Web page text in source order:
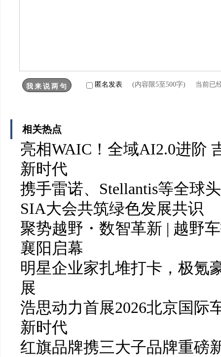
匿名发表 (内容限5至500字) 当前已
相关热点
亮相WAIC！全域AI2.0进阶
新时代
携手雷诺、Stellantis等全球
SIA大会共筑绿色发展共识
聚势越野・数智革新 | 越野
襄阳启幕
明星企业家扎堆打卡，极氪
展
浩思动力首展2026北京国际
新时代
红旗品牌携三大子品牌重磅